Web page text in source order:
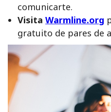
comunicarte.
Visita Warmline.org
gratuito de pares de